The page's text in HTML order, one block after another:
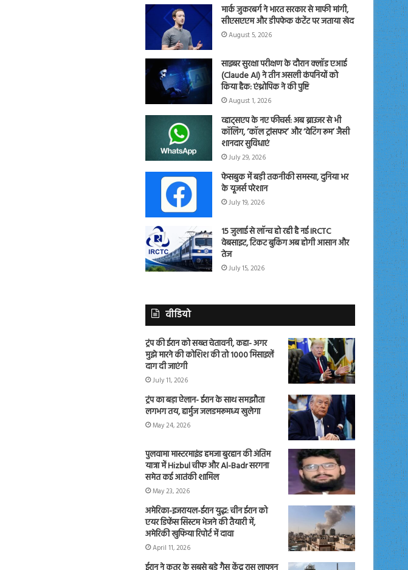
मार्क जुकरबर्ग ने भारत सरकार से माफी मांगी,
सीएसएएम और डीपफेक कंटेंट पर जताया खेद
August 5, 2026
साइबर सुरक्षा परीक्षण के दौरान क्लॉड एआई
(Claude AI) ने तीन असली कंपनियों को
किया हैक: एंथ्रोपिक ने की पुष्टि
August 1, 2026
व्हाट्सएप के नए फीचर्स: अब ब्राउजर से भी
कॉलिंग, ‘कॉल ट्रांसफर’ और ‘वेटिंग रूम’ जैसी
शानदार सुविधाएं
July 29, 2026
फेसबुक में बड़ी तकनीकी समस्या, दुनिया भर
के यूजर्स परेशान
July 19, 2026
15 जुलाई से लॉन्च हो रही है नई IRCTC
वेबसाइट, टिकट बुकिंग अब होगी आसान और
तेज
July 15, 2026
वीडियो
ट्रंप की ईरान को सख्त चेतावनी, कहा- अगर
मुझे मारने की कोशिश की तो 1000 मिसाइलें
दाग दी जाएंगी
July 11, 2026
ट्रंप का बड़ा ऐलान- ईरान के साथ समझौता
लगभग तय, हार्मुज जलडमरूमध्य खुलेगा
May 24, 2026
पुलवामा मास्टरमाइंड हमजा बुरहान की अंतिम
यात्रा में Hizbul चीफ और Al-Badr सरगना
समेत कई आतंकी शामिल
May 23, 2026
अमेरिका-इजरायल-ईरान युद्ध: चीन ईरान को
एयर डिफेंस सिस्टम भेजने की तैयारी में,
अमेरिकी खुफिया रिपोर्ट में दावा
April 11, 2026